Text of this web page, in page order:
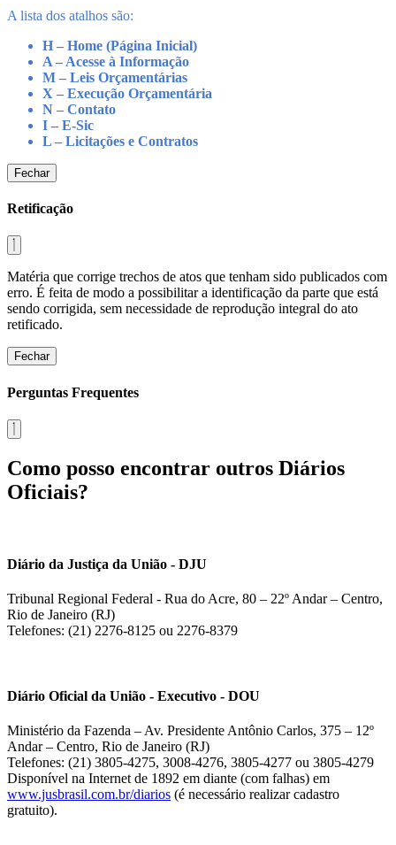
A lista dos atalhos são:
H – Home (Página Inicial)
A – Acesse à Informação
M – Leis Orçamentárias
X – Execução Orçamentária
N – Contato
I – E-Sic
L – Licitações e Contratos
Fechar
Retificação
Matéria que corrige trechos de atos que tenham sido publicados com
erro. É feita de modo a possibilitar a identificação da parte que está
sendo corrigida, sem necessidade de reprodução integral do ato
retificado.
Fechar
Perguntas Frequentes
Como posso encontrar outros Diários
Oficiais?
Diário da Justiça da União - DJU
Tribunal Regional Federal - Rua do Acre, 80 – 22º Andar – Centro,
Rio de Janeiro (RJ)
Telefones: (21) 2276-8125 ou 2276-8379
Diário Oficial da União - Executivo - DOU
Ministério da Fazenda – Av. Presidente Antônio Carlos, 375 – 12º
Andar – Centro, Rio de Janeiro (RJ)
Telefones: (21) 3805-4275, 3008-4276, 3805-4277 ou 3805-4279
Disponível na Internet de 1892 em diante (com falhas) em
www.jusbrasil.com.br/diarios (é necessário realizar cadastro
gratuito).